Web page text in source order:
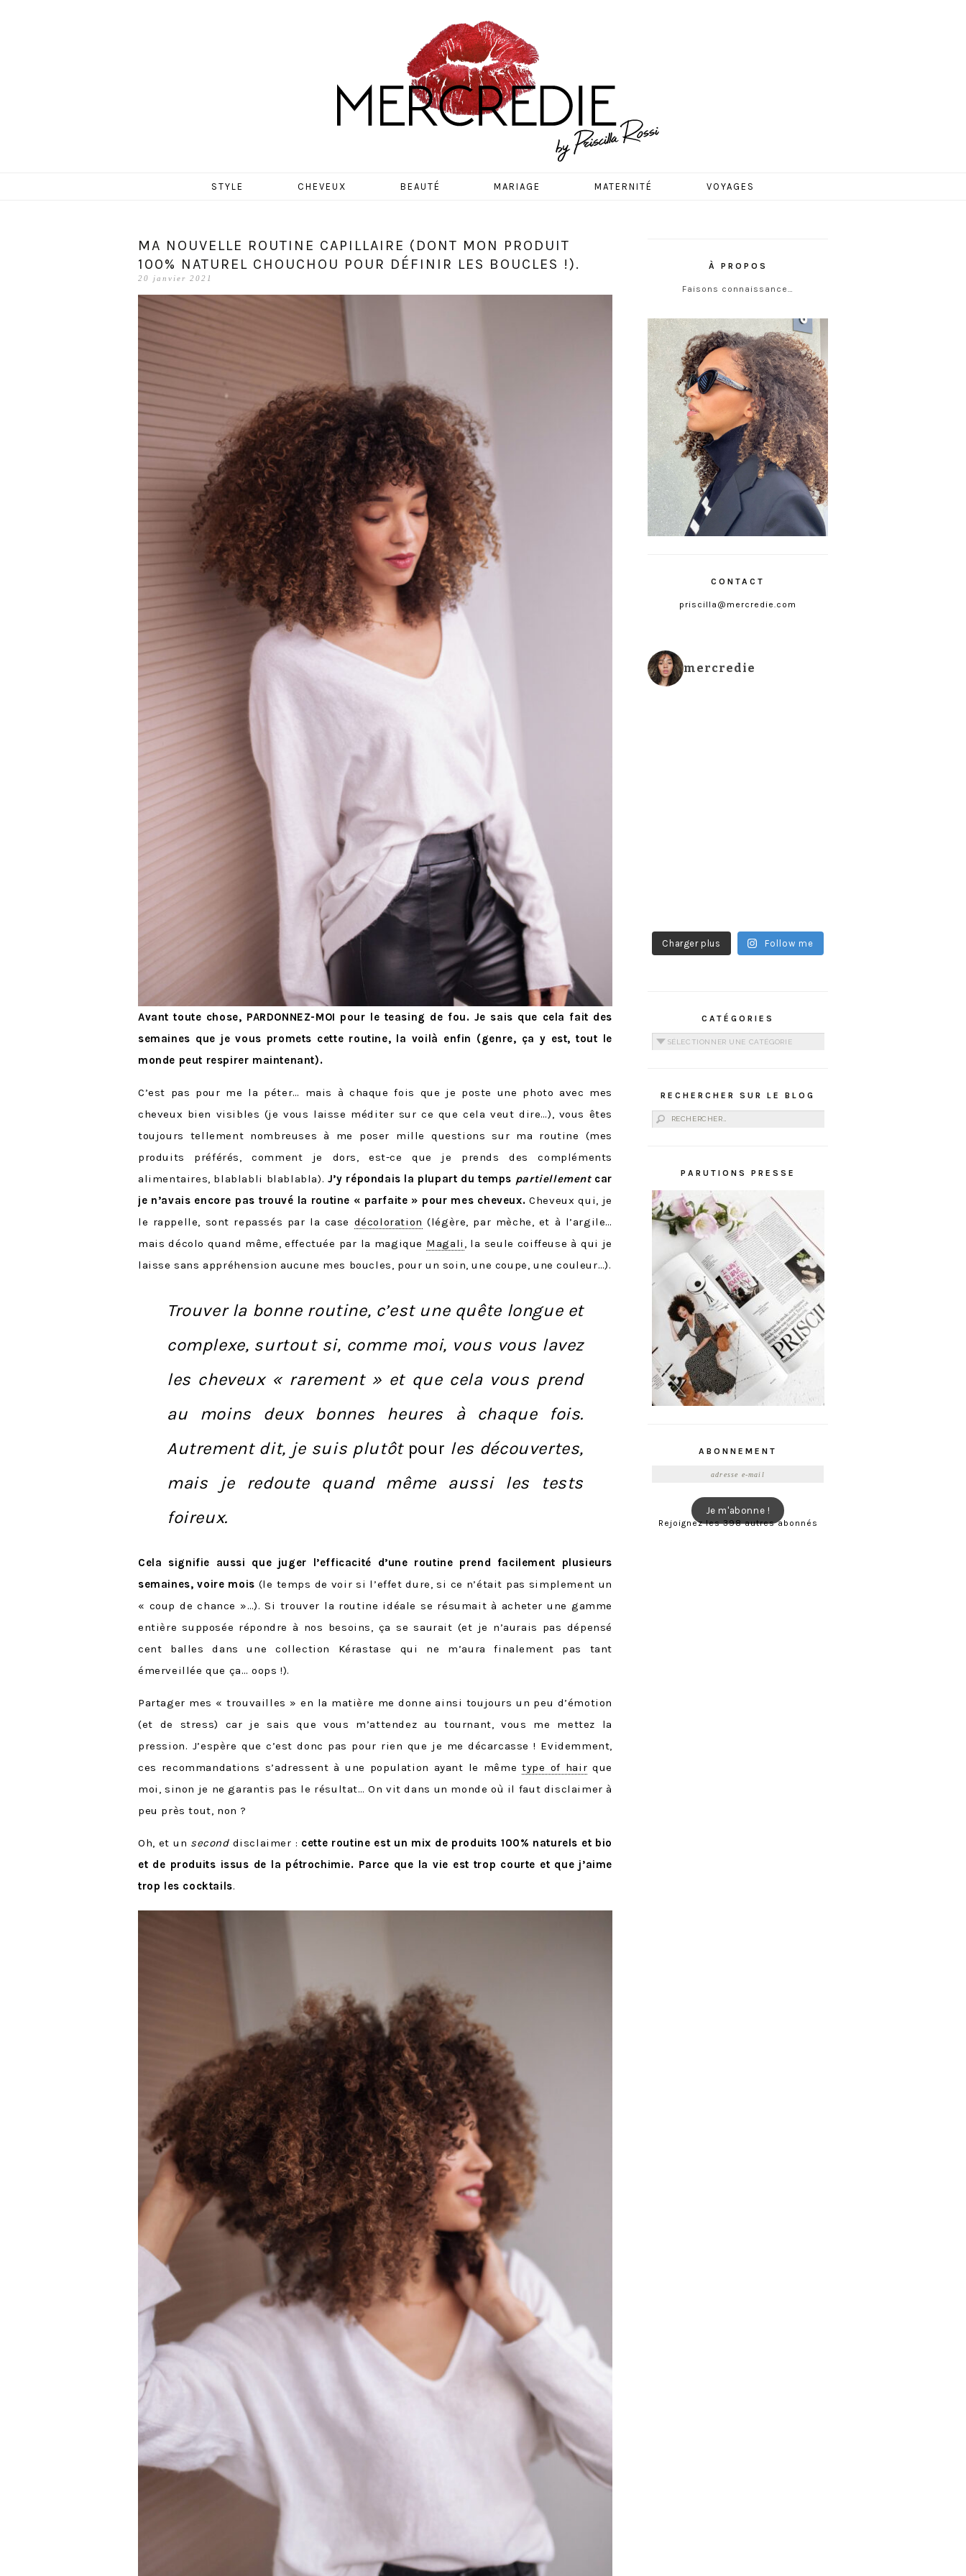
MERCREDIE
STYLE CHEVEUX BEAUTÉ MARIAGE MATERNITÉ VOYAGES
MA NOUVELLE ROUTINE CAPILLAIRE (DONT MON PRODUIT
100% NATUREL CHOUCHOU POUR DÉFINIR LES BOUCLES !).
20 janvier 2021
Avant toute chose, PARDONNEZ-MOI pour le teasing de fou. Je sais que cela fait des
semaines que je vous promets cette routine, la voilà enfin (genre, ça y est, tout le
monde peut respirer maintenant).
C’est pas pour me la péter… mais à chaque fois que je poste une photo avec mes
cheveux bien visibles (je vous laisse méditer sur ce que cela veut dire…), vous êtes
toujours tellement nombreuses à me poser mille questions sur ma routine (mes
produits préférés, comment je dors, est-ce que je prends des compléments
alimentaires, blablabli blablabla). J’y répondais la plupart du temps partiellementcar
je n’avais encore pas trouvé la routine « parfaite » pour mes cheveux.Cheveux qui, je
le rappelle, sont repassés par la case décoloration (légère, par mèche, et à l’argile…
mais décolo quand même, effectuée par la magique Magali
, la seule coiffeuse à qui je
laisse sans appréhension aucune mes boucles, pour un soin, une coupe, une couleur…).
Trouver la bonne routine, c’est une quête longue et
complexe, surtout si, comme moi, vous vous lavez
les cheveux « rarement » et que cela vous prend
au moins deux bonnes heures à chaque fois.
Autrement dit, je suis plutôt pour les découvertes,
mais je redoute quand même aussi les tests
foireux.
Cela signifie aussi que juger l’efficacité d’une routine prend facilement plusieurs
semaines, voire mois (le temps de voir si l’effet dure, si ce n’était pas simplement un
« coup de chance »…). Si trouver la routine idéale se résumait à acheter une gamme
entière supposée répondre à nos besoins, ça se saurait (et je n’aurais pas dépensé
cent balles dans une collection Kérastase qui ne m’aura finalement pas tant
émerveillée que ça… oops !).
Partager mes « trouvailles » en la matière me donne ainsi toujours un peu d’émotion
(et de stress) car je sais que vous m’attendez au tournant, vous me mettez la
pression. J’espère que c’est donc pas pour rien que je me décarcasse ! Evidemment,
ces recommandations s’adressent à une population ayant le mêmetype of hair que
moi, sinon je ne garantis pas le résultat… On vit dans un monde où il faut disclaimer à
peu près tout, non ?
Oh, et un seconddisclaimer : cette routine est un mix de produits 100% naturels et bio
et de produits issus de la pétrochimie. Parce que la vie est trop courte et que j’aime
trop les cocktails.
À PROPOS
Faisons connaissance…
CONTACT
priscilla@mercredie.com
mercredie
Charger plus Follow me
CATÉGORIES
Catégories
RECHERCHER SUR LE BLOG
Rechercher :
PARUTIONS PRESSE
ABONNEMENT
Je m'abonne !
Rejoignez les 398 autres abonnés